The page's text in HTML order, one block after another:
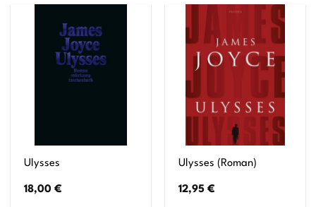
Ulysses
18,00€
Ulysses (Roman)
12,95€